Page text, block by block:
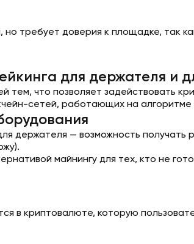
но требует доверия к площадке, так
для держателя и
тем, что позволяет задействовать
сетей, работающих на
держателя — возможность
майнингу для тех, кто не
в криптовалюте, которую